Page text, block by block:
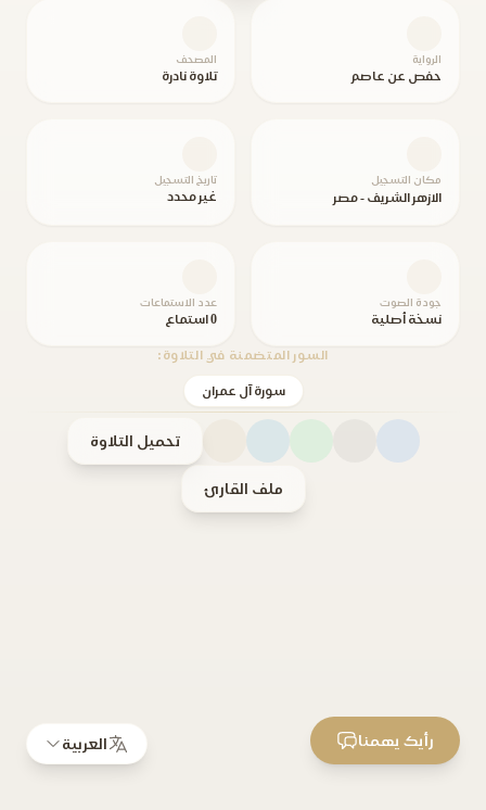
الرواية
حفص عن عاصم
المصحف
تلاوة نادرة
مكان التسجيل
الازهر الشريف - مصر
تاريخ التسجيل
غير محدد
جودة الصوت
نسخة أصلية
عدد الاستماعات
0 استماع
السور المتضمنة في التلاوة:
سورة آل عمران
تحميل التلاوة
ملف القارئ
العربية رأيك يهمنا